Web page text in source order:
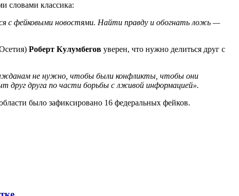
словами классика:
с фейковыми новостями. Найти правду и обогнать ложь —
Роберт Кулумбегов уверен, что нужно делиться друг с
не нужно, чтобы были конфликты, чтобы они
друг друга по части борьбы с лживой информацией».
было зафиксировано 16 федеральных фейков.